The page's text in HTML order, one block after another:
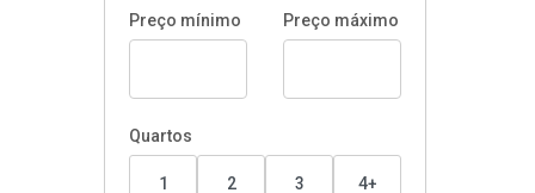
Preço mínimo Preço máximo
Quartos
1 2 3 4+